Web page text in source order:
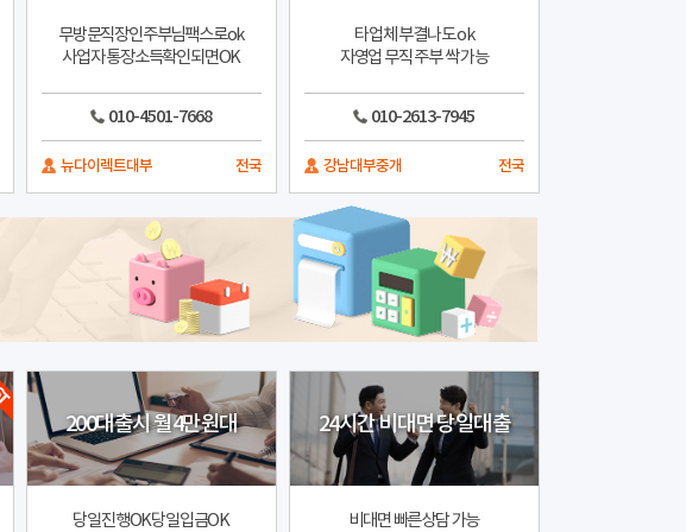
무방문직장인주부님팩스로ok
사업자 통장소득확인되면OK
010-4501-7668
뉴다이렉트대부 전국
타업체 부결나도 ok
자영업 무직 주부 싹 가능
010-2613-7945
강남대부중개 전국
200대출시 월4만원대
당일진행OK당일입금OK
24시간 비대면 당일대출
비대면 빠른상담 가능